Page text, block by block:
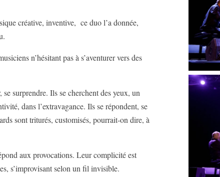
créative, inventive, ce duo l’a donnée,
n’hésitant pas à s’aventurer vers des
surprendre. Ils se cherchent des yeux, un
dans l’extravagance. Ils se répondent, se
sont triturés, customisés, pourrait-on dire, à
aux provocations. Leur complicité est
s’improvisant selon un fil invisible.